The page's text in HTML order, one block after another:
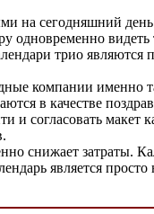
сегодняшний
одновременно видеть
трио
компании именно
в качестве
согласовать макет
снижает
является